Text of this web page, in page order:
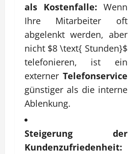
als Kostenfalle: Wenn
Ihre Mitarbeiter oft
abgelenkt werden, aber
nicht $8 \text{ Stunden}$
telefonieren, ist ein
externer Telefonservice
günstiger als die interne
Ablenkung.
Steigerung der
Kundenzufriedenheit: